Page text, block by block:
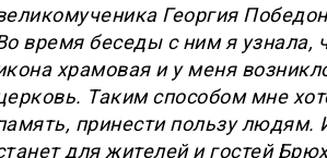
Георгия
время беседы с ним я узнала,
храмовая и у меня
Таким способом мне
принести пользу людям.
для жителей и гостей